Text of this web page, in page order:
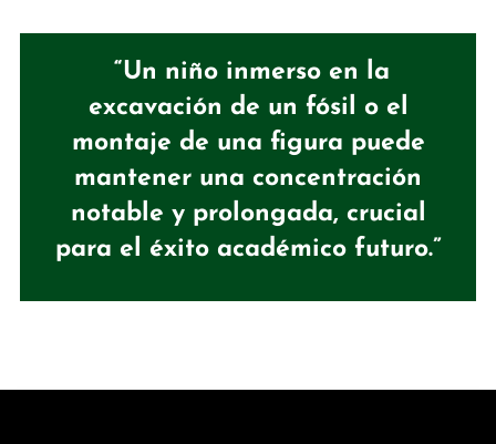
“Un niño inmerso en la
excavación de un fósil o el
montaje de una figura puede
mantener una concentración
notable y prolongada, crucial
para el éxito académico futuro.”